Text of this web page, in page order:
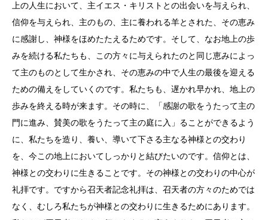
上の人生において、主イエス・キリストとの出会いを与えられ、
信仰を与えられ、主のもの、主に養われる羊とされた、その恵み
に感謝し、神様をほめたたえるためです。そして、なお地上の歩
みを続ける私たちも、この方々に与えられたのと同じ恵みによっ
て主のものとして生かされ、その恵みの中で人生の最後を迎える
ための備えをしていくのです。私たちも、遅かれ早かれ、地上の
歩みを終える時が来ます。その時に、「感謝の歌をうたって主の
門に進み、賛美の歌をうたって主の庭に入」ることができるよう
に、私たちを造り、養い、導いて下さる主なる神様との交わり
を、今この地上においてしっかりと結びたいのです。信仰とは、
神様との交わりに生きることです。その神様との交わりの中心が
礼拝です。ですから召天者記念礼拝は、召天者の方々のためでは
なく、むしろ私たちが神様との交わりに生きるためにあります。